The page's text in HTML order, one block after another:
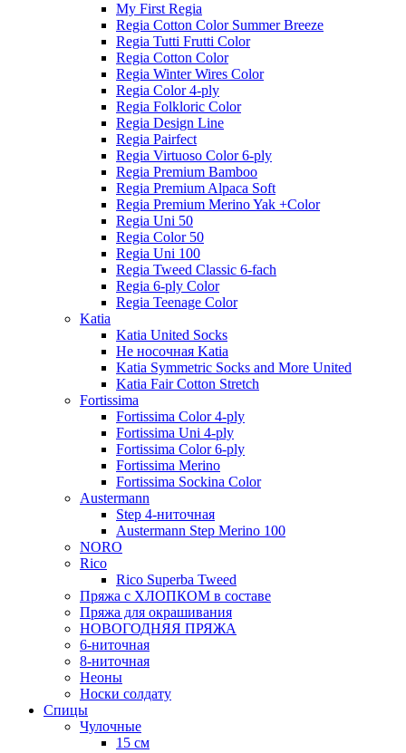
My First Regia
Regia Cotton Color Summer Breeze
Regia Tutti Frutti Color
Regia Cotton Color
Regia Winter Wires Color
Regia Color 4-ply
Regia Folkloric Color
Regia Design Line
Regia Pairfect
Regia Virtuoso Color 6-ply
Regia Premium Bamboo
Regia Premium Alpaca Soft
Regia Premium Merino Yak +Color
Regia Uni 50
Regia Color 50
Regia Uni 100
Regia Tweed Classic 6-fach
Regia 6-ply Color
Regia Teenage Color
Katia
Katia United Socks
Не носочная Katia
Katia Symmetric Socks and More United
Katia Fair Cotton Stretch
Fortissima
Fortissima Color 4-ply
Fortissima Uni 4-ply
Fortissima Color 6-ply
Fortissima Merino
Fortissima Sockina Color
Austermann
Step 4-ниточная
Austermann Step Merino 100
NORO
Rico
Rico Superba Tweed
Пряжа с ХЛОПКОМ в составе
Пряжа для окрашивания
НОВОГОДНЯЯ ПРЯЖА
6-ниточная
8-ниточная
Неоны
Носки солдату
Спицы
Чулочные
15 см